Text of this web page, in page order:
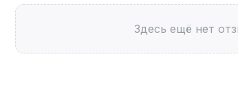
Здесь ещё нет